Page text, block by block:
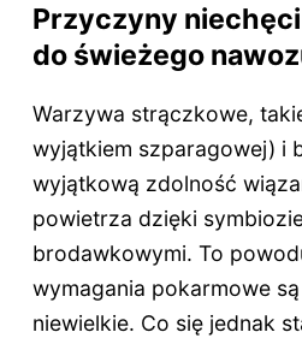
Przyczyny
do świeżego
Warzywa strączkowe,
wyjątkiem szparagowej) i
wyjątkową zdolność
powietrza dzięki
brodawkowymi. To
wymagania pokarmowe
niewielkie. Co się jednak